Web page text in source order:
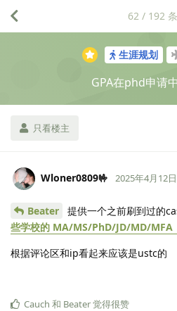
生涯规划
GPA在phd申请
只看楼主
62 / 192 条
Wloner0809🤟 2025年4月12日
Beater 提供一个之前刷到过的
些学校的 MA/MS/PhD/JD/MD/MFA
根据评论区和ip看起来应该是ustc的
Cauch 和 Beater觉得很赞